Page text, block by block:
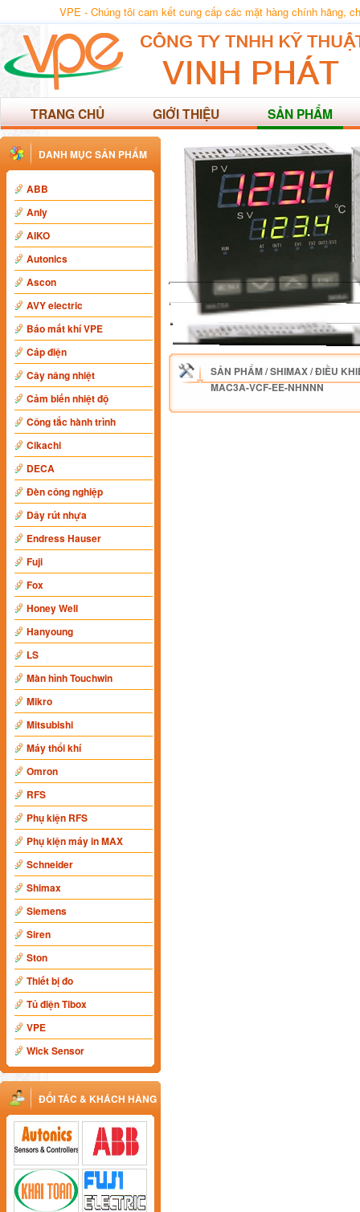
VPE - Chúng tôi cam kết cung cấp các mặt hàng chính hãng,
TRANG CHỦ GIỚI THIỆU SẢN PHẨM
DANH MỤC SẢN PHẨM
ABB
Anly
AIKO
Autonics
Ascon
AVY electric
Báo mất khí VPE
Cáp điện
Cây nâng nhiệt
Cảm biến nhiệt độ
Công tắc hành trình
Cikachi
DECA
Đèn công nghiệp
Dây rút nhựa
Endress Hauser
Fuji
Fox
Honey Well
Hanyoung
LS
Màn hình Touchwin
Mikro
Mitsubishi
Máy thổi khí
Omron
RFS
Phụ kiện RFS
Phụ kiện máy in MAX
Schneider
Shimax
Siemens
Siren
Ston
Thiết bị đo
Tủ điện Tibox
VPE
Wick Sensor
ĐỐI TÁC & KHÁCH HÀNG
SẢN PHẨM/SHIMAX/ĐIỀU
MAC3A-VCF-EE-NHNNN